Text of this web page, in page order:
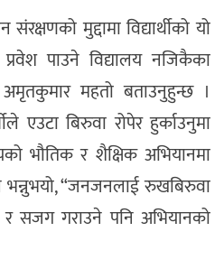
मुद्दामा विद्यार्थीको यो
पाउने विद्यालय नजिकैका
महतो बताउनुहुन्छ ।
एउटा बिरुवा रोपेर हुर्काउनुमा
भौतिक र शैक्षिक अभियानमा
“जनजनलाई रुखबिरुवा
सजग गराउने पनि अभियानको